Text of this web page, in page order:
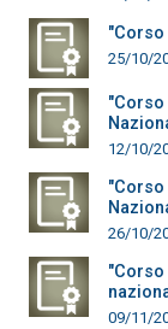
"Corso
25/10/
12/10/
26/10/
09/11/